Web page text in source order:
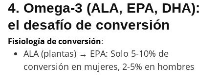
4. Omega-3 (ALA, EPA, DHA):
el desafío de conversión
Fisiología de conversión:
ALA (plantas) → EPA: Solo 5-10% de
conversión en mujeres, 2-5% en hombres